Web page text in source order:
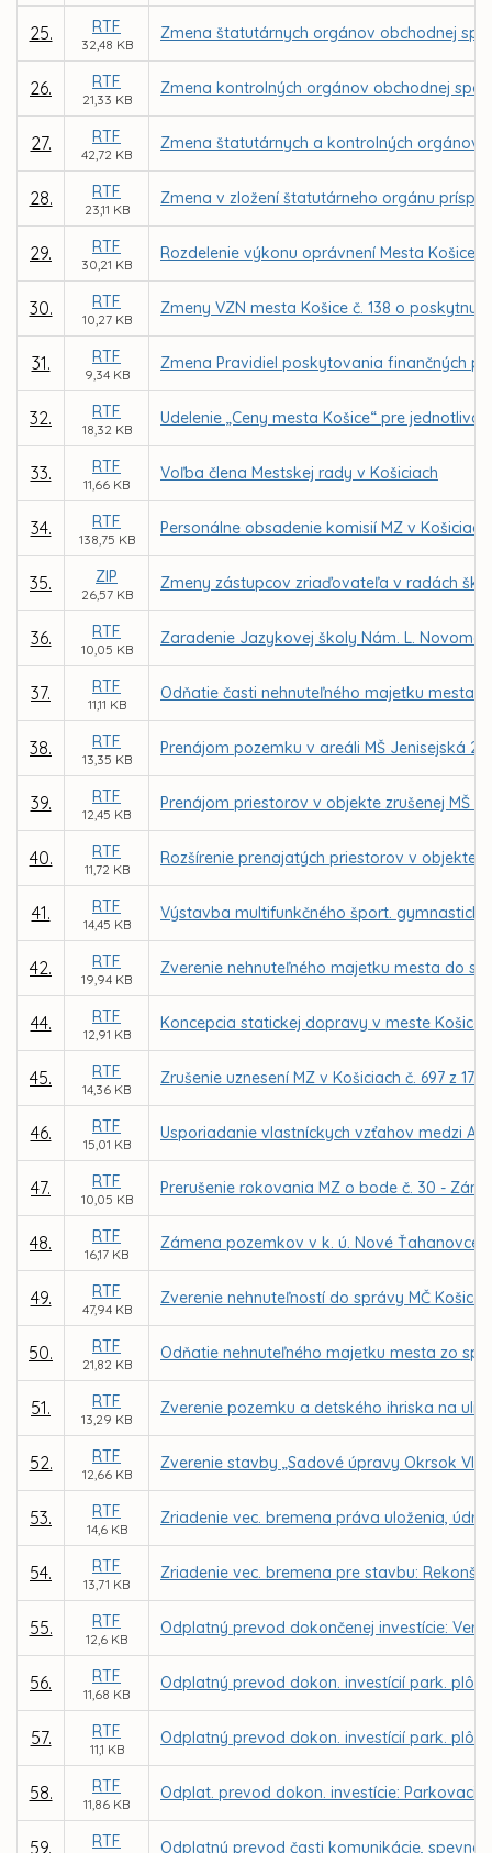
25. RTF
32,48 KB
Zmena štatutárnych orgánov obchodnej
26. RTF
21,33 KB
Zmena kontrolných orgánov obchodnej
27. RTF
42,72 KB
Zmena štatutárnych a kontrolných orgánov
28. RTF
23,11 KB
Zmena v zložení štatutárneho orgánu
29. RTF
30,21 KB
Rozdelenie výkonu oprávnení Mesta
30. RTF
10,27 KB
Zmeny VZN mesta Košice č. 138 o
31. RTF
9,34 KB
Zmena Pravidiel poskytovania finančných
32. RTF
18,32 KB
Udelenie „Ceny mesta Košice“ pre
33. RTF
11,66 KB
Voľba člena Mestskej rady v Košiciach
34. RTF
138,75 KB
Personálne obsadenie komisií MZ v Košiciach
35. ZIP
26,57 KB
Zmeny zástupcov zriaďovateľa v radách
36. RTF
10,05 KB
Zaradenie Jazykovej školy Nám. L.
37. RTF
11,11 KB
Odňatie časti nehnuteľného majetku mesta –
38. RTF
13,35 KB
Prenájom pozemku v areáli MŠ Jenisejská
39. RTF
12,45 KB
Prenájom priestorov v objekte zrušenej MŠ
40. RTF
11,72 KB
Rozšírenie prenajatých priestorov v objekte
41. RTF
14,45 KB
Výstavba multifunkčného šport.
42. RTF
19,94 KB
Zverenie nehnuteľného majetku mesta do
44. RTF
12,91 KB
Koncepcia statickej dopravy v meste Košice
45. RTF
14,36 KB
Zrušenie uznesení MZ v Košiciach č. 697 z
46. RTF
15,01 KB
Usporiadanie vlastníckych vzťahov medzi
47. RTF
10,05 KB
Prerušenie rokovania MZ o bode č. 30 -
48. RTF
16,17 KB
Zámena pozemkov v k. ú. Nové Ťahanovce
49. RTF
47,94 KB
Zverenie nehnuteľností do správy MČ Košice
50. RTF
21,82 KB
Odňatie nehnuteľného majetku mesta zo
51. RTF
13,29 KB
Zverenie pozemku a detského ihriska na
52. RTF
12,66 KB
Zverenie stavby „Sadové úpravy Okrsok
53. RTF
14,6 KB
Zriadenie vec. bremena práva uloženia,
54. RTF
13,71 KB
Zriadenie vec. bremena pre stavbu:
55. RTF
12,6 KB
Odplatný prevod dokončenej investície:
56. RTF
11,68 KB
Odplatný prevod dokon. investícií park.
57. RTF
11,1 KB
Odplatný prevod dokon. investícií park.
58. RTF
11,86 KB
Odplat. prevod dokon. investície:
59. RTF Odplatný prevod časti komunikácie,